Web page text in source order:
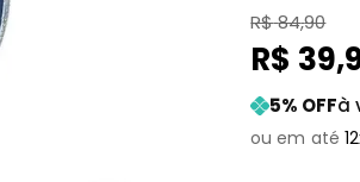
R$84,90
R$ 39,
5% OFFà
12